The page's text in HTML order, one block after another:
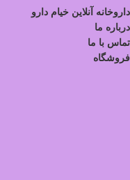
داروخانه آنلاین خیام دارو
درباره ما
تماس با ما
فروشگاه